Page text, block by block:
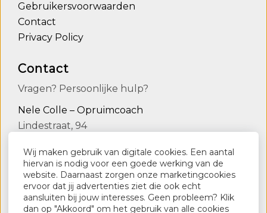
Gebruikersvoorwaarden
Contact
Privacy Policy
Contact
Vragen? Persoonlijke hulp?
Nele Colle – Opruimcoach
Lindestraat, 94
0498136554
info@nelecolle.be
www.nelecolle.be
Wij maken gebruik van digitale cookies. Een aantal
hiervan is nodig voor een goede werking van de
website. Daarnaast zorgen onze marketingcookies
ervoor dat jij advertenties ziet die ook echt
aansluiten bij jouw interesses. Geen probleem? Klik
dan op "Akkoord" om het gebruik van alle cookies